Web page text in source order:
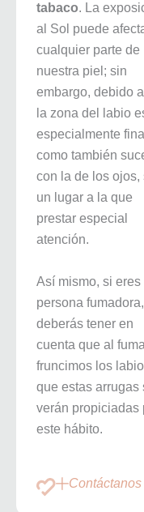
tabaco. La
al Sol puede
cualquier parte de
nuestra piel; sin
embargo, debido
la zona del labio
especialmente
como también
con la de los ojos,
un lugar a la que
prestar especial
atención.
Así mismo, si eres
persona fumadora,
deberás tener en
cuenta que al
fruncimos los
que estas arrugas
verán propiciadas
este hábito.